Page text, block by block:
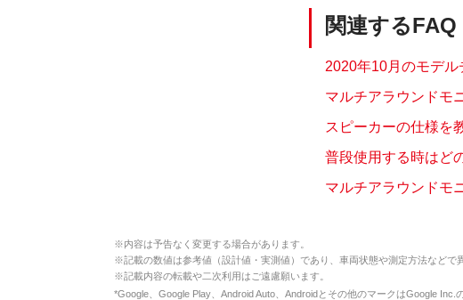
関連するFAQ
2020年10月のモデ
マルチアラウンドモ
スピーカーの仕様を
普段使用する時はど
マルチアラウンドモ
※内容は予告なく変更する場合があります。
※記載の数値は参考値（設計値・実測値）であり、車両状態や測定方法などで
※記載内容の転載や二次利用はご遠慮願います。
*Google、Google Play、Android Auto、Androidとその他のマークはGoogle Inc.